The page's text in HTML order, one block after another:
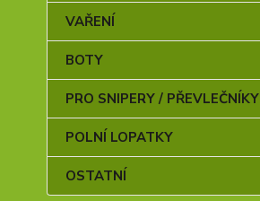
VAŘENÍ
BOTY
PRO SNIPERY / PŘEVLEČNÍKY
POLNÍ LOPATKY
OSTATNÍ